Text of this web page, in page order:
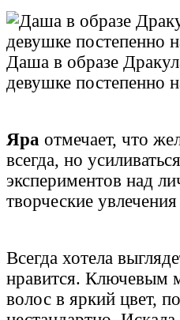
Даша в образе
девушке постепенно
Яра отмечает, что
всегда, но
экспериментов над
творческие
Всегда хотела
нравится. Ключевым
волос в яркий цвет,